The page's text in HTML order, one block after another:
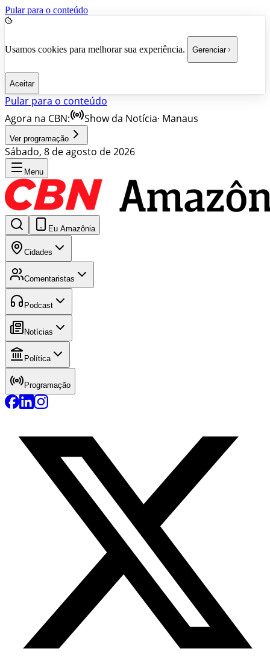
Pular para o conteúdo
Usamos cookies para melhorar sua experiência. Gerenciar
Aceitar
Pular para o conteúdo
Agora na CBN:
Show da Notícia· Manaus
Ver programação
Sábado, 8 de agosto de 2026
Menu
Eu Amazônia
Cidades
Comentaristas
Podcast
Notícias
Política
Programação